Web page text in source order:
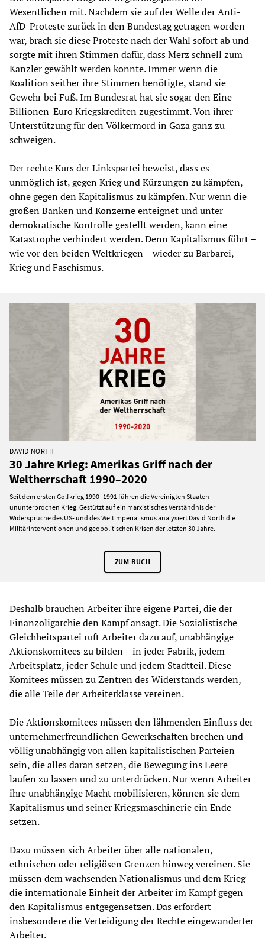
Wesentlichen mit. Nachdem sie auf der Welle der Anti-
AfD-Proteste zurück in den Bundestag getragen worden
war, brach sie diese Proteste nach der Wahl sofort ab und
sorgte mit ihren Stimmen dafür, dass Merz schnell zum
Kanzler gewählt werden konnte. Immer wenn die
Koalition seither ihre Stimmen benötigte, stand sie
Gewehr bei Fuß. Im Bundesrat hat sie sogar den Eine-
Billionen-Euro Kriegskrediten zugestimmt. Von ihrer
Unterstützung für den Völkermord in Gaza ganz zu
schweigen.
Der rechte Kurs der Linkspartei beweist, dass es
unmöglich ist, gegen Krieg und Kürzungen zu kämpfen,
ohne gegen den Kapitalismus zu kämpfen. Nur wenn die
großen Banken und Konzerne enteignet und unter
demokratische Kontrolle gestellt werden, kann eine
Katastrophe verhindert werden. Denn Kapitalismus führt –
wie vor den beiden Weltkriegen – wieder zu Barbarei,
Krieg und Faschismus.
DAVID NORTH
30 Jahre Krieg: Amerikas Griff nach der
Weltherrschaft 1990–2020
Seit dem ersten Golfkrieg 1990–1991 führen die Vereinigten Staaten
ununterbrochen Krieg. Gestützt auf ein marxistisches Verständnis der
Widersprüche des US- und des Weltimperialismus analysiert David North die
Militärinterventionen und geopolitischen Krisen der letzten 30 Jahre.
ZUM BUCH
Deshalb brauchen Arbeiter ihre eigene Partei, die der
Finanzoligarchie den Kampf ansagt. Die Sozialistische
Gleichheitspartei ruft Arbeiter dazu auf, unabhängige
Aktionskomitees zu bilden – in jeder Fabrik, jedem
Arbeitsplatz, jeder Schule und jedem Stadtteil. Diese
Komitees müssen zu Zentren des Widerstands werden,
die alle Teile der Arbeiterklasse vereinen.
Die Aktionskomitees müssen den lähmenden Einfluss der
unternehmerfreundlichen Gewerkschaften brechen und
völlig unabhängig von allen kapitalistischen Parteien
sein, die alles daran setzen, die Bewegung ins Leere
laufen zu lassen und zu unterdrücken. Nur wenn Arbeiter
ihre unabhängige Macht mobilisieren, können sie dem
Kapitalismus und seiner Kriegsmaschinerie ein Ende
setzen.
Dazu müssen sich Arbeiter über alle nationalen,
ethnischen oder religiösen Grenzen hinweg vereinen. Sie
müssen dem wachsenden Nationalismus und dem Krieg
die internationale Einheit der Arbeiter im Kampf gegen
den Kapitalismus entgegensetzen. Das erfordert
insbesondere die Verteidigung der Rechte eingewanderter
Arbeiter.